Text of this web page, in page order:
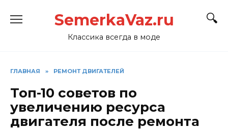
SemerkaVaz.ru
Классика всегда в моде
ГЛАВНАЯ » РЕМОНТ ДВИГАТЕЛЕЙ
Топ-10 советов по
увеличению ресурса
двигателя после ремонта